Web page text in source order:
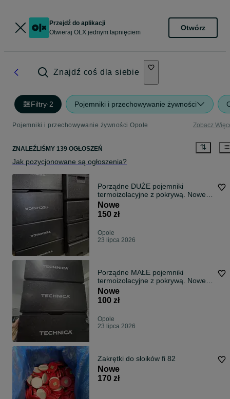
Przejdź do aplikacji
Otwieraj OLX jednym tapnięciem
Otwórz
Znajdź coś dla siebie
Filtry·2 Pojemniki i przechowywanie żywności
Pojemniki i przechowywanie żywności Opole Zobacz
ZNALEŹLIŚMY 139 OGŁOSZEŃ
Jak pozycjonowane są ogłoszenia?
Porządne DUŻE pojemniki
termoizolacyjne z pokrywą. Nowe
(7 szt.) i używane (12 szt.)
Nowe
150 zł
Opole
23 lipca 2026
Porządne MAŁE pojemniki
termoizolacyjne z pokrywą. Nowe
(12 szt.) i używane (16 szt.)
Nowe
100 zł
Opole
23 lipca 2026
Zakrętki do słoików fi 82
Nowe
170 zł